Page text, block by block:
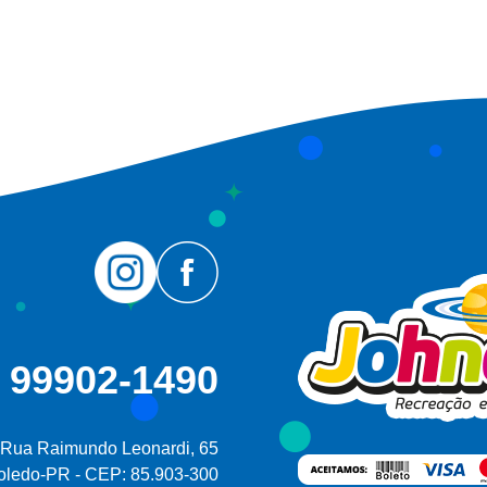
99902-1490
Rua Raimundo Leonardi, 65
PR - CEP: 85.903-300